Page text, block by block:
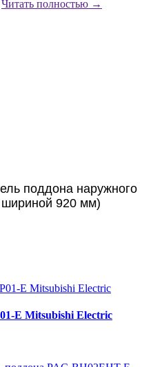
Читать полностью →
поддона наружного
шириной 920 мм)
E Mitsubishi Electric